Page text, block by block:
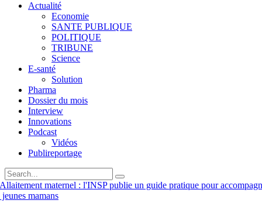
Actualité
Economie
SANTE PUBLIQUE
POLITIQUE
TRIBUNE
Science
E-santé
Solution
Pharma
Dossier du mois
Interview
Innovations
Podcast
Vidéos
Publireportage